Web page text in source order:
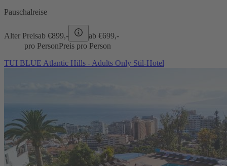
Pauschalreise
Alter Preisab €899,- ab €699,-
pro PersonPreis pro Person
TUI BLUE Atlantic Hills - Adults Only Stil-Hotel